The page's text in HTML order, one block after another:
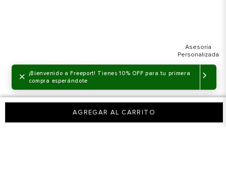
×
¡Bienvenido a Freeport! Tienes 10% OFF para tu primera
compra esperándote
AGREGAR AL CARRITO